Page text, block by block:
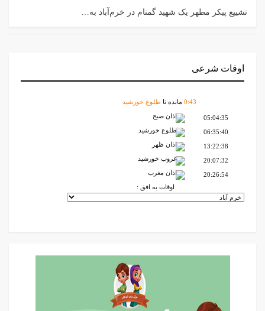
تشییع پیکر مطهر یک شهید گمنام در خرم‌آباد به…
اوقات شرعی
0:43 مانده تا طلوع خورشید
05:04:35 اذان صبح
06:35:40 طلوع خورشید
13:22:38 اذان ظهر
20:07:32 غروب خورشید
20:26:54 اذان مغرب
اوقات به افق :